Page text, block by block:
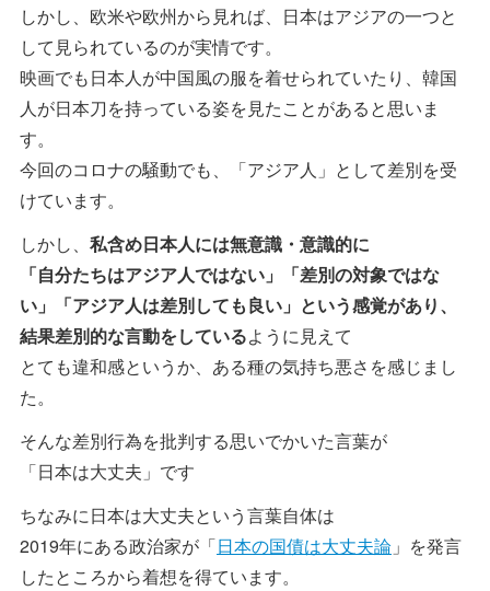
しかし、欧米や欧州から見れば、日本はアジアの一つと
して見られているのが実情です。
映画でも日本人が中国風の服を着せられていたり、韓国
人が日本刀を持っている姿を見たことがあると思いま
す。
今回のコロナの騒動でも、「アジア人」として差別を受
けています。
しかし、 私含め日本人には無意識・意識的に
「自分たちはアジア人ではない」「差別の対象ではな
い」「アジア人は差別しても良い」という感覚があり、
結果差別的な言動をしているように見えて
とても違和感というか、ある種の気持ち悪さを感じまし
た。
そんな差別行為を批判する思いでかいた言葉が
「日本は大丈夫」です
ちなみに日本は大丈夫という言葉自体は
2019年にある政治家が「日本の国債は大丈夫論 」を発言
したところから着想を得ています。